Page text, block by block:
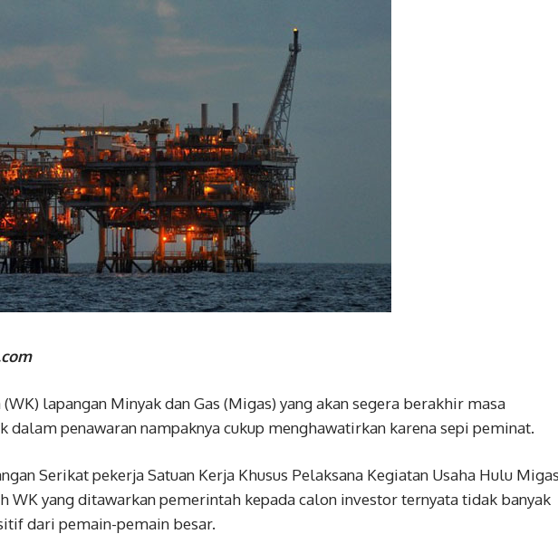
lapangan Minyak dan Gas (Migas) yang akan segera berakhir masa
dalam penawaran nampaknya cukup menghawatirkan karena sepi peminat.
Serikat pekerja Satuan Kerja Khusus Pelaksana Kegiatan Usaha Hulu
WK yang ditawarkan pemerintah kepada calon investor ternyata tidak banyak
dari pemain-pemain besar.